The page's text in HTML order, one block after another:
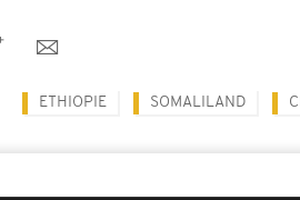
ETHIOPIE SOMALILAND